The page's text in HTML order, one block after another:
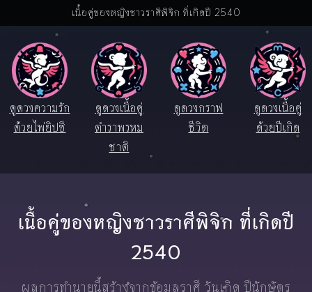
เนื้อคู่ของหญิงชาวราศีพิจิก ที่เกิดปี 2540
ดูดวงความรัก
ด้วยไพ่ยิปซี
ดูดวงเนื้อคู่
ตำราพรหม
ชาติ
ดูดวงกราฟ
ชีวิต
ดูดวงเนื้อคู่
ด้วยปีเกิด
เนื้อคู่ของหญิงชาวราศีพิจิก ที่เกิดปี
2540
ผลการทำนายนี้สร้างจากข้อมูลราศี วันเกิด ปีนักษัตร